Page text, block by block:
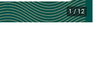
1 / 12